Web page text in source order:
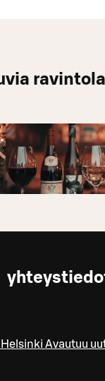
Helsinki Avautuu